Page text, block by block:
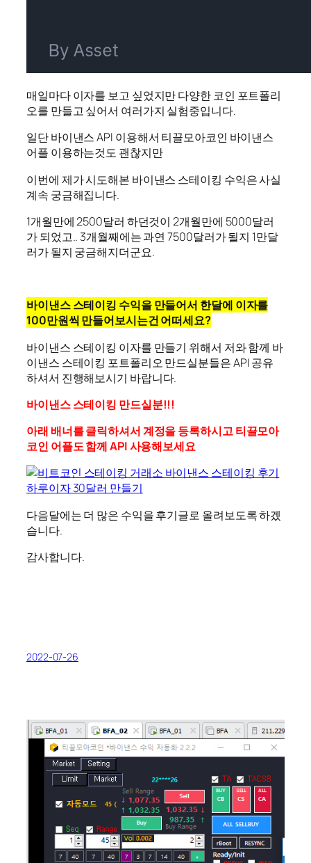
매일마다 이자를 보고 싶었지만 다양한 코인 포트폴리
오를 만들고 싶어서 여러가지 실험중입니다.
일단 바이낸스 API 이용해서 티끌모아코인 바이낸스
어플 이용하는것도 괜찮지만
이번에 제가 시도해본 바이낸스 스테이킹 수익은 사실
계속 궁금해집니다.
1개월만에 2500달러 하던것이 2개월만에 5000달러
가 되었고.. 3개월째에는 과연 7500달러가 될지 1만달
러가 될지 궁금해지더군요.
바이낸스 스테이킹 수익을 만들어서 한달에 이자를
100만원씩 만들어보시는건 어떠세요?
바이낸스 스테이킹 이자를 만들기 위해서 저와 함께 바
이낸스 스테이킹 포트폴리오 만드실분들은 API 공유
하셔서 진행해보시기 바랍니다.
바이낸스 스테이킹 만드실분!!!
아래 배너를 클릭하셔서 계정을 등록하시고 티끌모아
코인 어플도 함께 API 사용해보세요
다음달에는 더 많은 수익을 후기글로 올려보도록 하겠
습니다.
감사합니다.
2022-07-26